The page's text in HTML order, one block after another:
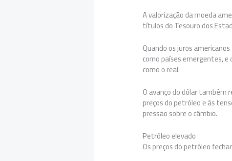
A valorização da moeda
títulos do Tesouro dos
Quando os juros
como países emergentes, e
como o real.
O avanço do dólar também
preços do petróleo e às
pressão sobre o câmbio.
Petróleo elevado
Os preços do petróleo